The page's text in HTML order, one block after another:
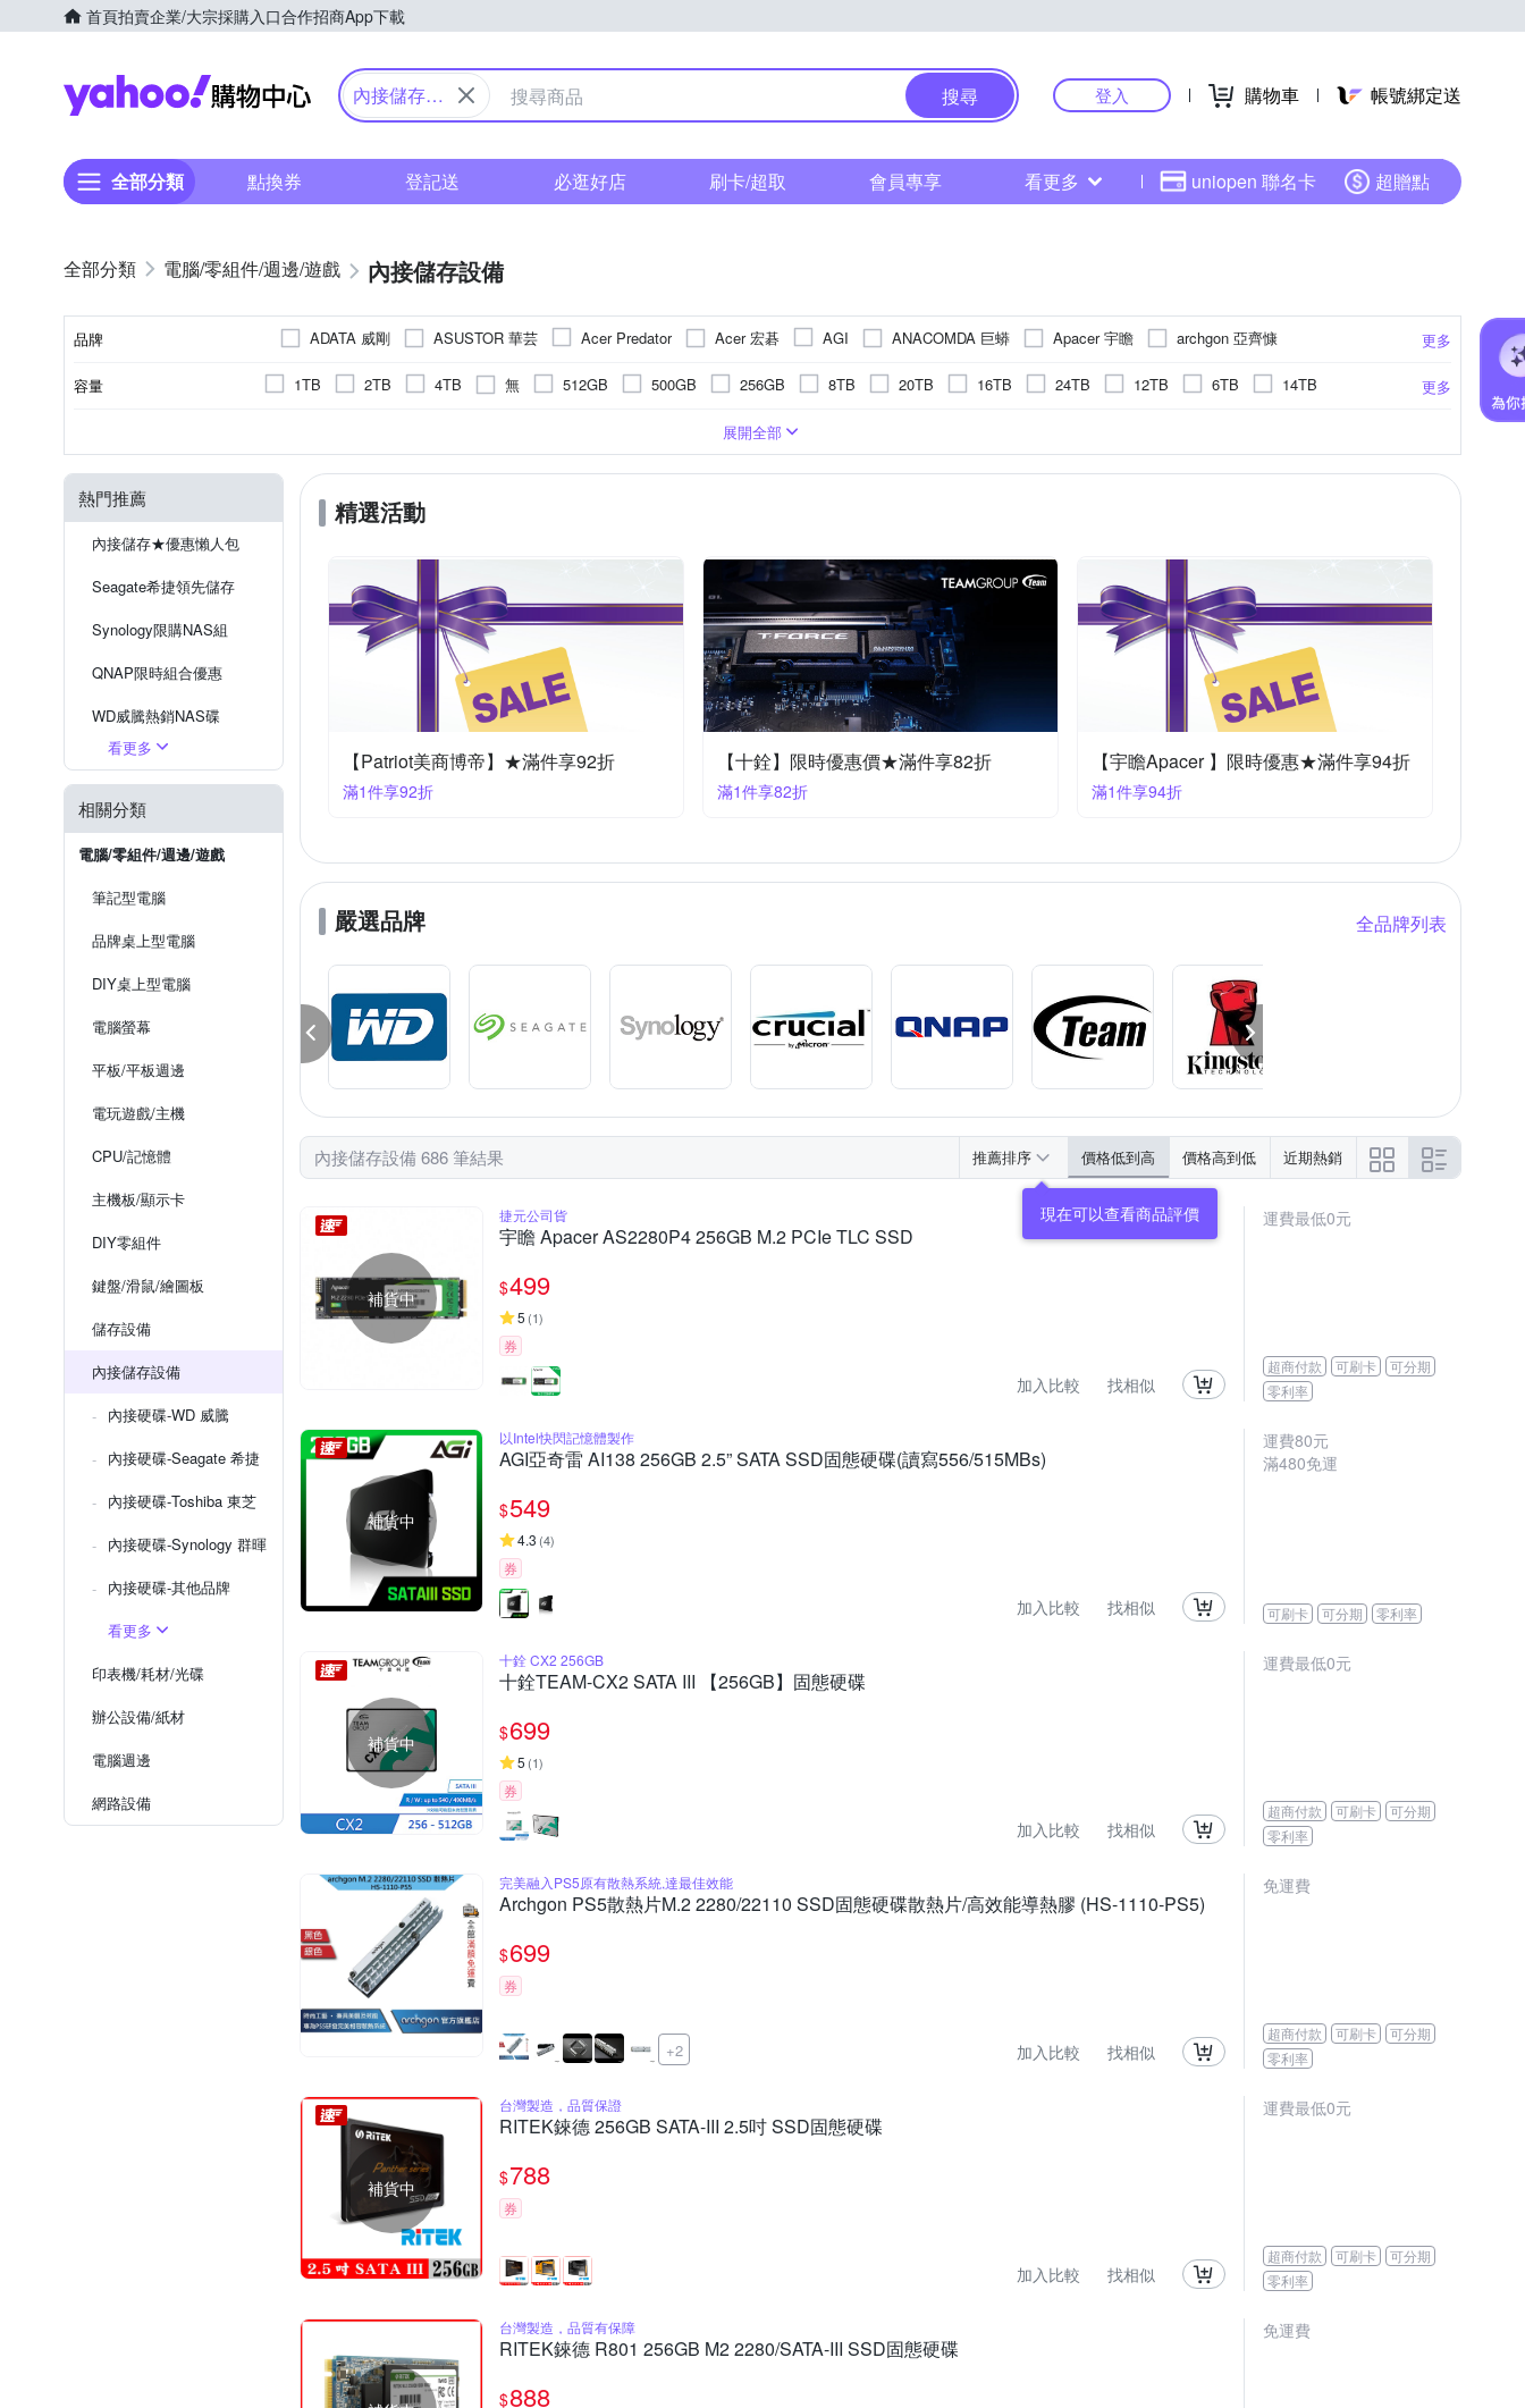
首頁拍賣企業/大宗採購入口合作招商App下載
Yahoo購物中心
內接儲存設
搜尋 登入 購物車 帳號綁定送
全部分類 點換券 登記送 必逛好店 刷卡/超取 會員專享 看更多 uniopen 聯名卡 超贈點
電腦/零組件/週邊/遊戲 內接儲存設備
品牌 更多
ADATA 威剛 ASUSTOR 華芸 Acer Predator Acer 宏碁 AGI ANACOMDA 巨蟒 Apacer 宇瞻
archgon 亞齊慷
Biwin 佰維
CHANG YUN 昌運 CORSAIR 海盜船 DATO 達多 Gigastone 立達國際 Intel 英特爾
Kingston 金士頓
SanDisk 晟碟
SEAGATE 希捷 Silicon Power 廣穎 Synology 群暉科技 TOSHIBA 東芝 Team 十銓 UMAX
WD 威騰
容量 更多
1TB 2TB 4TB 無 512GB 500GB 256GB 8TB 20TB 16TB 24TB 12TB 6TB
14TB
240GB
120GB
USB Type-C
最新3D Nand flash
1GB
展開全部
熱門推薦
內接儲存★優惠懶人包
Seagate希捷領先儲存
Synology限購NAS組
QNAP限時組合優惠
WD威騰熱銷NAS碟
TOSHIBA東芝NAS碟
看更多
相關分類
電腦/零組件/週邊/遊戲
筆記型電腦
品牌桌上型電腦
DIY桌上型電腦
電腦螢幕
平板/平板週邊
電玩遊戲/主機
CPU/記憶體
主機板/顯示卡
DIY零組件
鍵盤/滑鼠/繪圖板
儲存設備
內接儲存設備
內接硬碟-WD 威騰
內接硬碟-Seagate 希捷
內接硬碟-Toshiba 東芝
內接硬碟-Synology 群暉
內接硬碟-其他品牌
看更多
印表機/耗材/光碟
辦公設備/紙材
電腦週邊
網路設備
精選活動
【Patriot美商博帝】★滿件享92折
滿1件享92折
【十銓】限時優惠價★滿件享82折
滿1件享82折
【宇瞻Apacer 】限時優惠★滿件享94折
滿1件享94折
嚴選品牌 全品牌列表
內接儲存設備 686 筆結果 推薦排序 價格低到高 價格高到低 近期熱銷
補貨中
捷元公司貨
宇瞻 Apacer AS2280P4 256GB M.2 PCIe TLC SSD
$499
5 (1)
券
加入比較 找相似
運費最低0元
超商付款 可刷卡
可分期
零利率
補貨中
以Intel快閃記憶體製作
AGI亞奇雷 AI138 256GB 2.5” SATA SSD固態硬碟(讀寫556/515MBs)
$549
4.3 (4)
券
加入比較 找相似
運費80元
滿480免運
可刷卡 可分期 零利率
補貨中
十銓 CX2 256GB
十銓TEAM-CX2 SATA III 【256GB】固態硬碟
$699
5 (1)
券
加入比較 找相似
運費最低0元
超商付款 可刷卡
可分期
零利率
完美融入PS5原有散熱系統,達最佳效能
Archgon PS5散熱片M.2 2280/22110 SSD固態硬碟散熱片/高效能導熱膠 (HS-1110-PS5)
$699
券
+2 加入比較 找相似
免運費
超商付款 可刷卡
可分期
零利率
補貨中
台灣製造，品質保證
RITEK錸德 256GB SATA-III 2.5吋 SSD固態硬碟
$788
券
加入比較 找相似
運費最低0元
超商付款 可刷卡
可分期
零利率
台灣製造，品質有保障
RITEK錸德 R801 256GB M2 2280/SATA-III SSD固態硬碟
$888
免運費